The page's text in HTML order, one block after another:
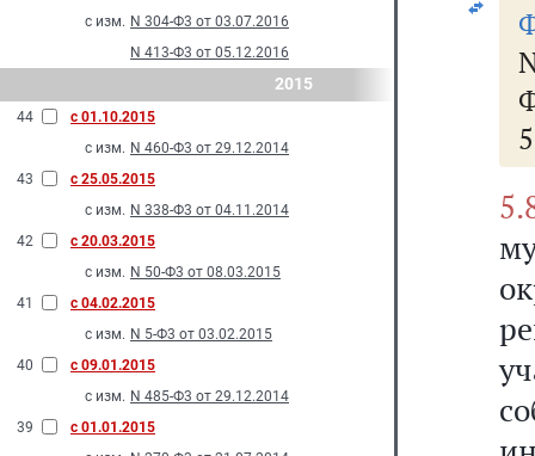
с изм. N 304-Ф3 от 03.07.2016
N 413-Ф3 от 05.12.2016
2015
44
с 01.10.2015
с изм. N 460-Ф3 от 29.12.2014
43
с 25.05.2015
с изм. N 338-Ф3 от 04.11.2014
42
с 20.03.2015
с изм. N 50-Ф3 от 08.03.2015
41
с 04.02.2015
с изм. N 5-Ф3 от 03.02.2015
40
с 09.01.2015
с изм. N 485-Ф3 от 29.12.2014
39
с 01.01.2015